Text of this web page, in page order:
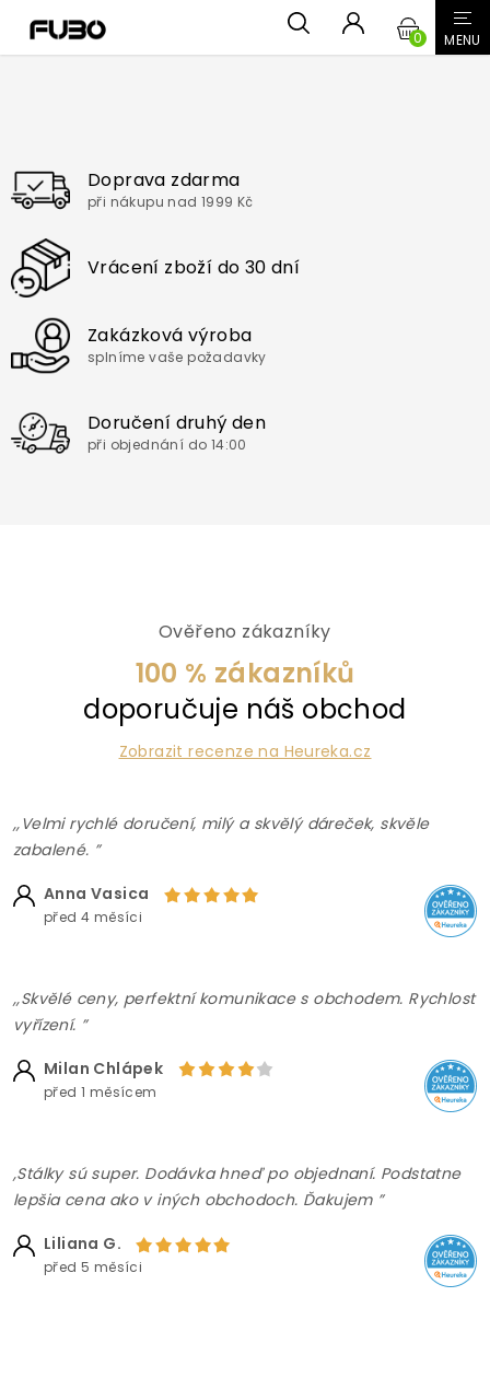
obsah
Doprava zdarma
při nákupu nad 1999 Kč
Vrácení zboží do 30 dní
Zakázková výroba
splníme vaše požadavky
Doručení druhý den
při objednání do 14:00
Ověřeno zákazníky
100 % zákazníků
doporučuje náš obchod
Zobrazit recenze na Heureka.cz
,,Velmi rychlé doručení, milý a skvělý dáreček, skvěle
zabalené. ”
Anna Vasica
před 4 měsíci
,,Skvělé ceny, perfektní komunikace s obchodem. Rychlost
vyřízení. ”
Milan Chlápek
před 1 měsícem
,Stálky sú super. Dodávka hneď po objednaní. Podstatne
lepšia cena ako v iných obchodoch. Ďakujem ”
Liliana G.
před 5 měsíci